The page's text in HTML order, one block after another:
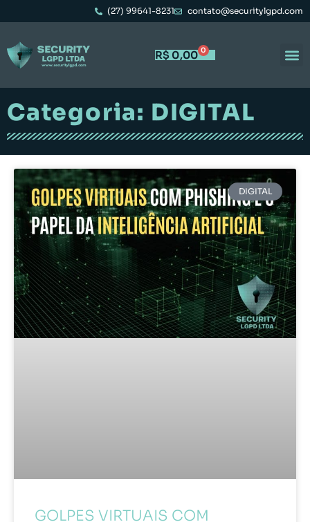
(27) 99641-8231 contato@securitylgpd.com
R$ 0,00 0
Categoria: DIGITAL
DIGITAL
GOLPES VIRTUAIS COM